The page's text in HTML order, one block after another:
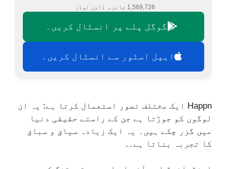
1,569,726 جائزے ڈاؤن لوڈز
گوگل پلے پر انسٹال کریں۔
ایپل اسٹور سے انسٹال کریں۔
Happn ایک مختلف تصور استعمال کرتا ہے: یہ ان
لوگوں کو جوڑتا ہے جن کے راستے حقیقی دنیا
میں گزر چکے ہیں۔ یہ ایک زیادہ سیاق و سباق
کا تجربہ بناتا ہے۔.